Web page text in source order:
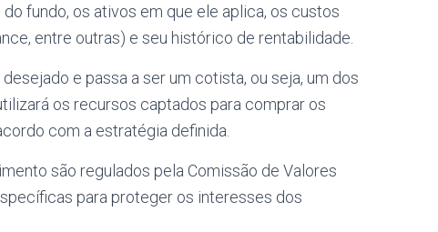
fundo, os ativos em que ele aplica, os custos
entre outras) e seu histórico de rentabilidade.
e passa a ser um cotista, ou seja, um dos
os recursos captados para comprar os
com a estratégia definida.
são regulados pela Comissão de Valores
para proteger os interesses dos